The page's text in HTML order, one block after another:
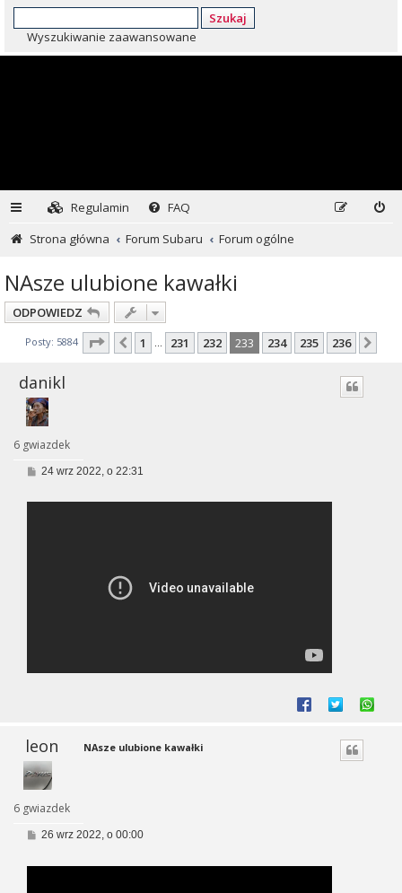
Szukaj
Wyszukiwanie zaawansowane
Regulamin
FAQ
Strona główna
Forum Subaru Forum ogólne
NAsze ulubione kawałki
ODPOWIEDZ
Posty: 5884 Strona 233 z236
Poprzednia
1 … 231 232 233 234 235 236
danikl
6 gwiazdek
P24 wrz 2022, o 22:31
leon
6 gwiazdek
NAsze ulubione kawałki
P26 wrz 2022, o 00:00